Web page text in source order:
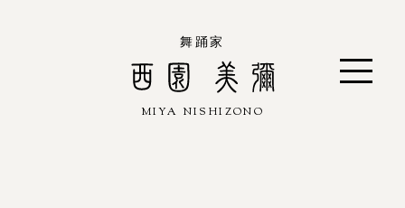
舞踊家
西園 美彌
MIYA NISHIZONO